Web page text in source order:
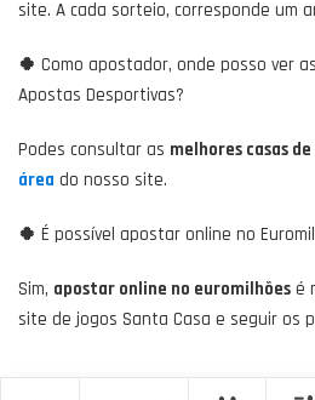
site. A cada sorteio, corresponde um
🍀 Como apostador, onde posso ver
Apostas Desportivas?
Podes consultar as melhores casas
área do nosso site.
🍀 É possível apostar online no
Sim, apostar online no euromilhões é
site de jogos Santa Casa e seguir os